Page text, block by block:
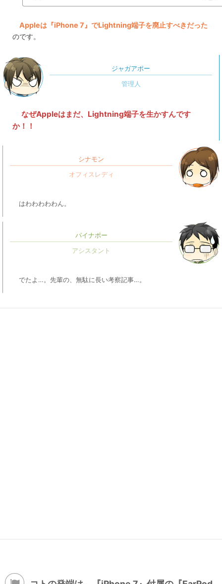
Appleは『iPhone 7』でLightning端子を廃止すべきだった
のです。
ジャガアポー
なぜAppleはまだ、Lightning端子を生かすんです
か！！
シナモン
はわわわわわん。
パイナポー
でたよ…。先輩の、無駄に長い考察記事…。